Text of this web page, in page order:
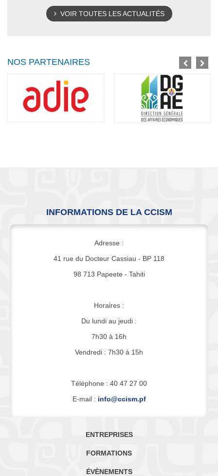
VOIR TOUTES LES ACTUALITÉS
NOS PARTENAIRES
INFORMATIONS DE LA CCISM
Adresse :
41 rue du Docteur Cassiau - BP 118
98 713 Papeete - Tahiti
Horaires :
Du lundi au jeudi :
7h30 à 16h
Vendredi : 7h30 à 15h
Téléphone : 40 47 27 00
E-mail : info@ccism.pf
ENTREPRISES
FORMATIONS
ÉVÈNEMENTS